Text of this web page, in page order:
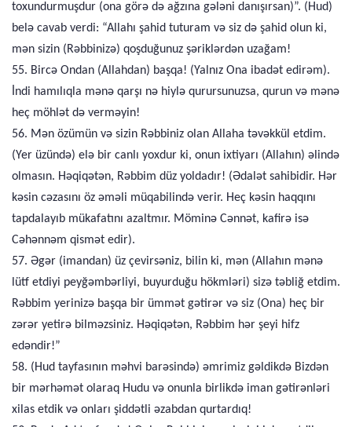
toxundurmuşdur (ona görə də ağzına gələni danışırsan)”. (Hud)
belə cavab verdi: “Allahı şahid tuturam və siz də şahid olun ki,
mən sizin (Rəbbinizə) qoşduğunuz şəriklərdən uzağam!
55. Bircə Ondan (Allahdan) başqa! (Yalnız Ona ibadət edirəm).
İndi hamılıqla mənə qarşı nə hiylə qurursunuzsa, qurun və mənə
heç möhlət də verməyin!
56. Mən özümün və sizin Rəbbiniz olan Allaha təvəkkül etdim.
(Yer üzündə) elə bir canlı yoxdur ki, onun ixtiyarı (Allahın) əlində
olmasın. Həqiqətən, Rəbbim düz yoldadır! (Ədalət sahibidir. Hər
kəsin cəzasını öz əməli müqabilində verir. Heç kəsin haqqını
tapdalayıb mükafatını azaltmır. Möminə Cənnət, kafirə isə
Cəhənnəm qismət edir).
57. Əgər (imandan) üz çevirsəniz, bilin ki, mən (Allahın mənə
lütf etdiyi peyğəmbərliyi, buyurduğu hökmləri) sizə təbliğ etdim.
Rəbbim yerinizə başqa bir ümmət gətirər və siz (Ona) heç bir
zərər yetirə bilməzsiniz. Həqiqətən, Rəbbim hər şeyi hifz
edəndir!”
58. (Hud tayfasının məhvi barəsində) əmrimiz gəldikdə Bizdən
bir mərhəmət olaraq Hudu və onunla birlikdə iman gətirənləri
xilas etdik və onları şiddətli əzabdan qurtardıq!